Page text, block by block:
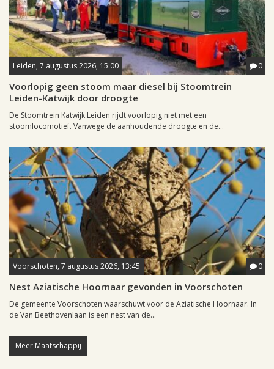
Leiden, 7 augustus 2026, 15:00 0
Voorlopig geen stoom maar diesel bij Stoomtrein
Leiden-Katwijk door droogte
De Stoomtrein Katwijk Leiden rijdt voorlopig niet met een
stoomlocomotief. Vanwege de aanhoudende droogte en de...
Voorschoten, 7 augustus 2026, 13:45 0
Nest Aziatische Hoornaar gevonden in Voorschoten
De gemeente Voorschoten waarschuwt voor de Aziatische Hoornaar. In
de Van Beethovenlaan is een nest van de...
Meer Maatschappij